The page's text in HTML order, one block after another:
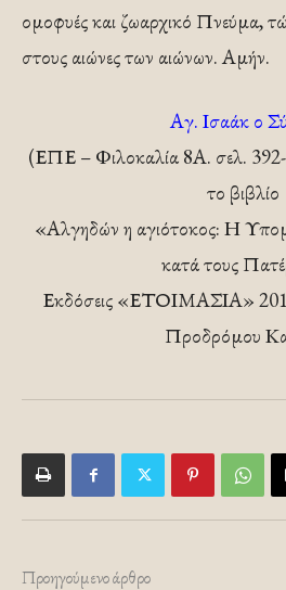
ομοφυές και ζωαρχικό Πνεύμα,
στους αιώνες των αιώνων. Αμήν.
Αγ. Ισαάκ ο
(ΕΠΕ – Φιλοκαλία 8Α. σελ.
το βιβλίο
«Αλγηδών η αγιότοκος: Η
κατά τους
Εκδόσεις «ΕΤΟΙΜΑΣΙΑ»
Προδρόμου
Προηγούμενο άρθρο